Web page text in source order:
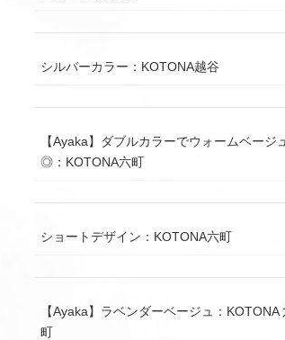
シルバーカラー：KOTONA越谷
【Ayaka】ダブルカラーでウォームベージュ
◎：KOTONA六町
ショートデザイン：KOTONA六町
【Ayaka】ラベンダーベージュ：KOTONA
町